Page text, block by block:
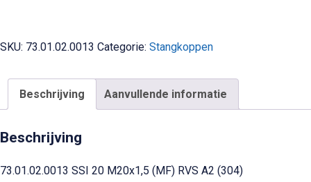
SKU: 73.01.02.0013 Categorie: Stangkoppen
Beschrijving Aanvullende informatie
Beschrijving
73.01.02.0013 SSI 20 M20x1,5 (MF) RVS A2 (304)